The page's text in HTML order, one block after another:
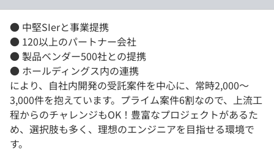
● 中堅SIerと事業提携
● 120以上のパートナー会社
● 製品ベンダー500社との提携
● ホールディングス内の連携
により、自社内開発の受託案件を中心に、常時2,000〜
3,000件を抱えています。プライム案件6割なので、上流工
程からのチャレンジもOK！豊富なプロジェクトがあるた
め、選択肢も多く、理想のエンジニアを目指せる環境で
す。